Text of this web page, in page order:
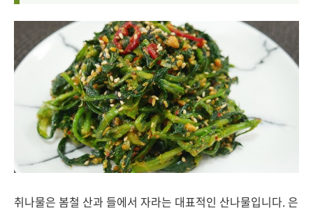
취나물은 봄철 산과 들에서 자라는 대표적인 산나물입니다. 은